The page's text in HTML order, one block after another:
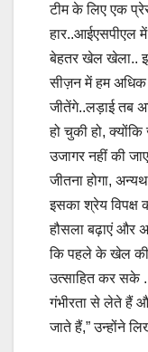
टीम के लिए एक
हार..आईएसपीएल
बेहतर खेल खेला..
सीज़न में हम
जीतेंगे..लड़ाई तब
हो चुकी हो, क्योंकि
उजागर नहीं की
जीतना होगा,
इसका श्रेय विपक्ष
हौसला बढ़ाएं और
कि पहले के खेल की
उत्साहित कर सके
गंभीरता से लेते हैं
जाते हैं,” उन्होंने